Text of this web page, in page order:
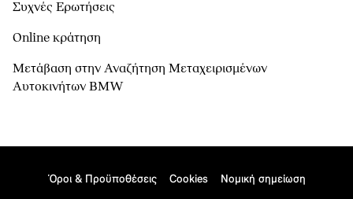
Συχνές Ερωτήσεις
Online κράτηση
Μετάβαση στην Αναζήτηση Μεταχειρισμένων
Αυτοκινήτων BMW
Όροι & Προϋποθέσεις Cookies Νομική σημείωση